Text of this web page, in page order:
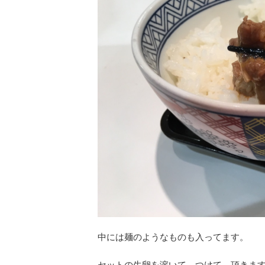
中には麺のようなものも入ってます。